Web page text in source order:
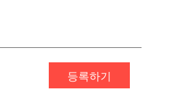
등록하기